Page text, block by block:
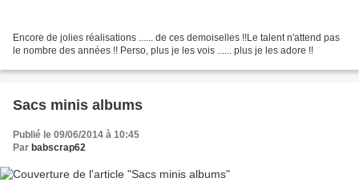
Encore de jolies réalisations ...... de ces demoiselles !!Le talent n'attend pas
le nombre des années !! Perso, plus je les vois ...... plus je les adore !!
Sacs minis albums
Publié le 09/06/2014 à 10:45
Par babscrap62